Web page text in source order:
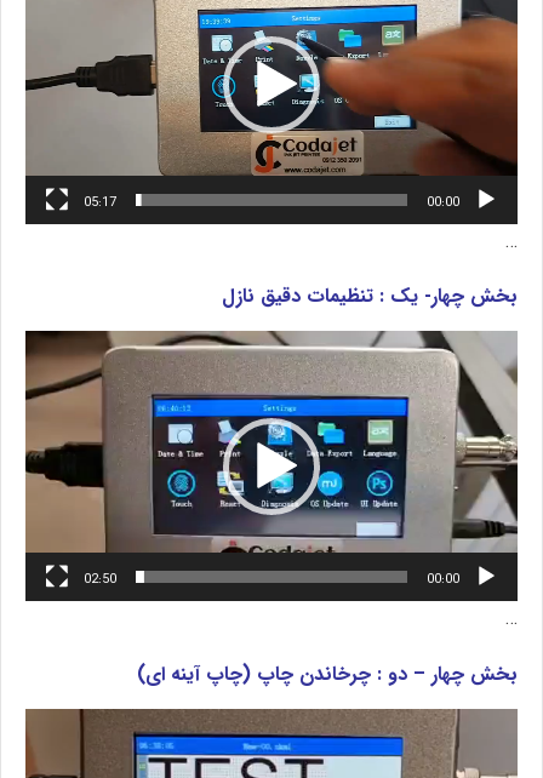
00:00
05:17
…
بخش چهار- یک : تنظیمات دقیق نازل
نمایشگر
ویدیو
00:00
02:50
…
بخش چهار – دو : چرخاندن چاپ (چاپ آینه ای)
نمایشگر
ویدیو